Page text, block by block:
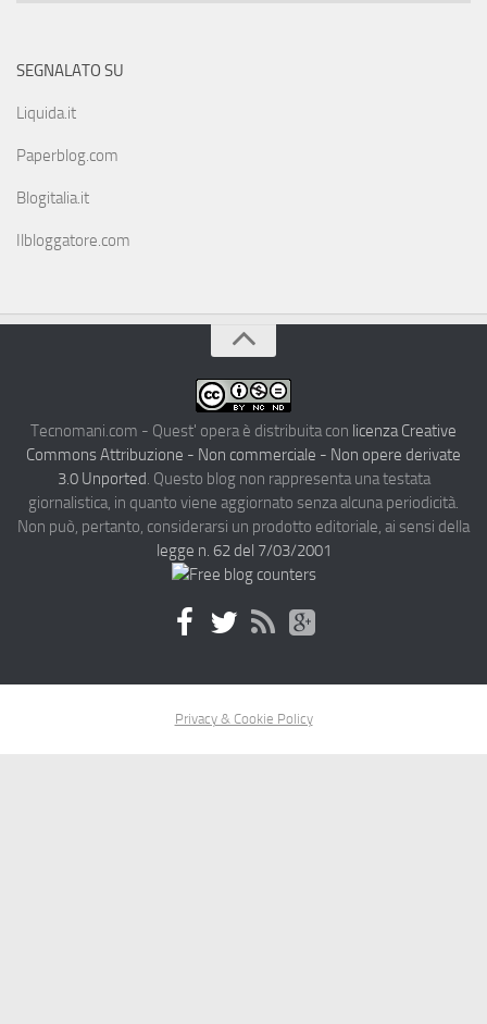
SEGNALATO SU
Liquida.it
Paperblog.com
Blogitalia.it
Ilbloggatore.com
Tecnomani.com - Quest' opera è distribuita con licenza Creative
Commons Attribuzione - Non commerciale - Non opere derivate
3.0 Unported. Questo blog non rappresenta una testata
giornalistica, in quanto viene aggiornato senza alcuna periodicità.
Non può, pertanto, considerarsi un prodotto editoriale, ai sensi della
legge n. 62 del 7/03/2001
Privacy & Cookie Policy